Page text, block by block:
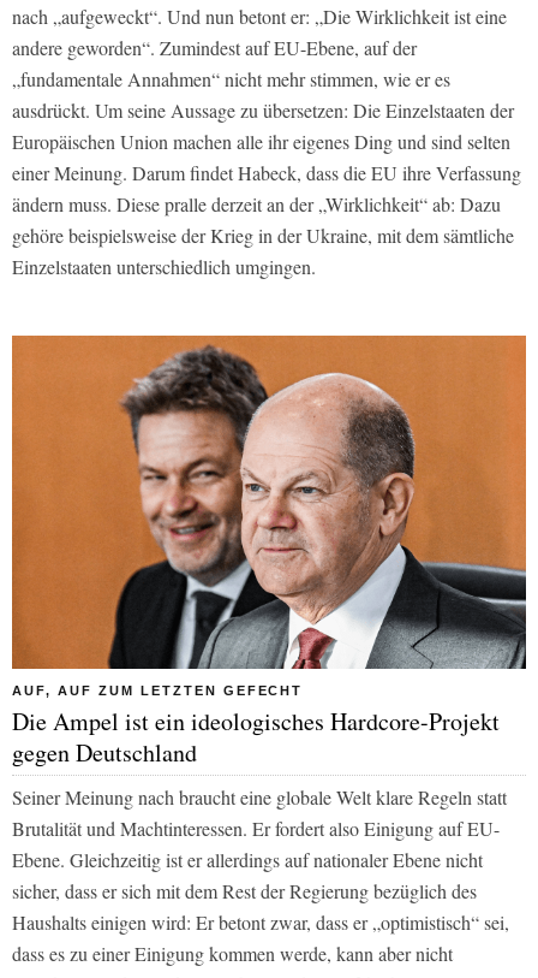
nach „aufgeweckt“. Und nun betont er: „Die Wirklichkeit ist eine
andere geworden“. Zumindest auf EU-Ebene, auf der
„fundamentale Annahmen“ nicht mehr stimmen, wie er es
ausdrückt. Um seine Aussage zu übersetzen: Die Einzelstaaten der
Europäischen Union machen alle ihr eigenes Ding und sind selten
einer Meinung. Darum findet Habeck, dass die EU ihre Verfassung
ändern muss. Diese pralle derzeit an der „Wirklichkeit“ ab: Dazu
gehöre beispielsweise der Krieg in der Ukraine, mit dem sämtliche
Einzelstaaten unterschiedlich umgingen.
AUF, AUF ZUM LETZTEN GEFECHT
Die Ampel ist ein ideologisches Hardcore-Projekt
gegen Deutschland
Seiner Meinung nach braucht eine globale Welt klare Regeln statt
Brutalität und Machtinteressen. Er fordert also Einigung auf EU-
Ebene. Gleichzeitig ist er allerdings auf nationaler Ebene nicht
sicher, dass er sich mit dem Rest der Regierung bezüglich des
Haushalts einigen wird: Er betont zwar, dass er „optimistisch“ sei,
dass es zu einer Einigung kommen werde, kann aber nicht